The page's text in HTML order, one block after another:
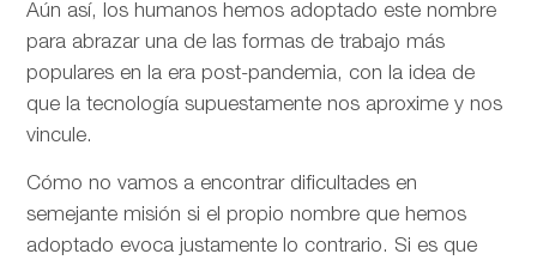
Aún así, los humanos hemos adoptado este nombre
para abrazar una de las formas de trabajo más
populares en la era post-pandemia, con la idea de
que la tecnología supuestamente nos aproxime y nos
vincule.
Cómo no vamos a encontrar dificultades en
semejante misión si el propio nombre que hemos
adoptado evoca justamente lo contrario. Si es que